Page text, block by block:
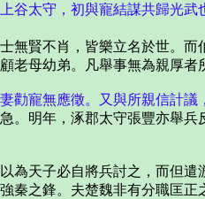
谷太守，初與寵結謀共歸光武
賢不肖，皆樂立名於世。而
老母幼弟。凡舉事無為親厚者
勸寵無應徵。又與所親信計議
明年，涿郡太守張豐亦舉兵
天子必自將兵討之，而但遣
秦之鋒。夫楚魏非有分職匡